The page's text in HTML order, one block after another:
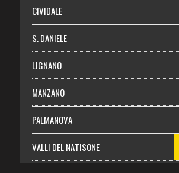
CIVIDALE
S. DANIELE
LIGNANO
MANZANO
PALMANOVA
VALLI DEL NATISONE